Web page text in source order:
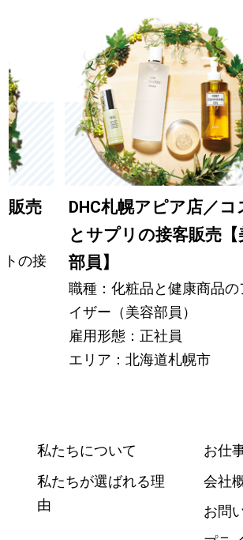
販売
トの接
DHC札幌アピア店／コ
とサプリの接客販売【
部員】
職種：化粧品と健康商品の
イザー（美容部員）
雇用形態：正社員
エリア：北海道札幌市
私たちについて
私たちが選ばれる理
由
お仕
会社
お問